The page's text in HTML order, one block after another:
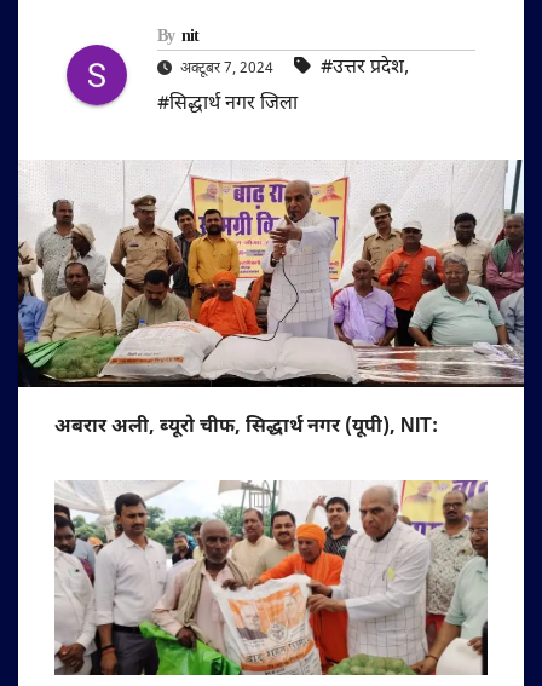
By nit
अक्टूबर 7, 2024 #उत्तर प्रदेश,
#सिद्धार्थ नगर जिला
अबरार अली, ब्यूरो चीफ, सिद्धार्थ नगर (यूपी), NIT: